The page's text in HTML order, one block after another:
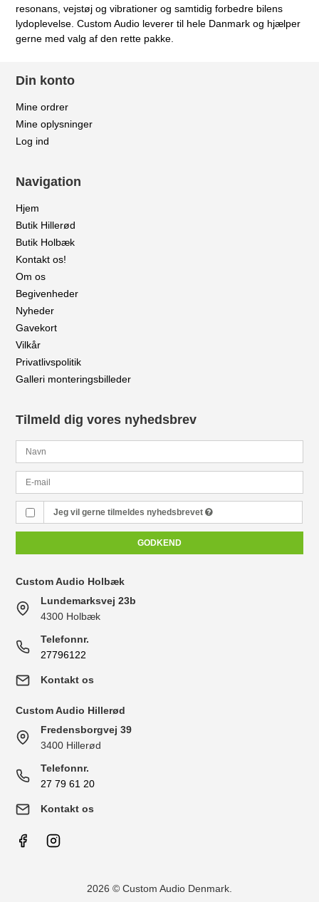
resonans, vejstøj og vibrationer og samtidig forbedre bilens
lydoplevelse. Custom Audio leverer til hele Danmark og hjælper
gerne med valg af den rette pakke.
Din konto
Mine ordrer
Mine oplysninger
Log ind
Navigation
Hjem
Butik Hillerød
Butik Holbæk
Kontakt os!
Om os
Begivenheder
Nyheder
Gavekort
Vilkår
Privatlivspolitik
Galleri monteringsbilleder
Tilmeld dig vores nyhedsbrev
Jeg vil gerne tilmeldes nyhedsbrevet
GODKEND
Custom Audio Holbæk
Lundemarksvej 23b
4300 Holbæk
Telefonnr.
27796122
Kontakt os
Custom Audio Hillerød
Fredensborgvej 39
3400 Hillerød
Telefonnr.
27 79 61 20
Kontakt os
2026 © Custom Audio Denmark.